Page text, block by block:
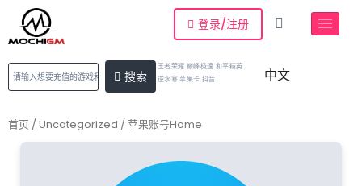
登录/注册
搜索
王者荣耀 巅峰极速 和平精英
逆水寒 苹果卡 抖音
中文
首页 / Uncategorized / 苹果账号Home